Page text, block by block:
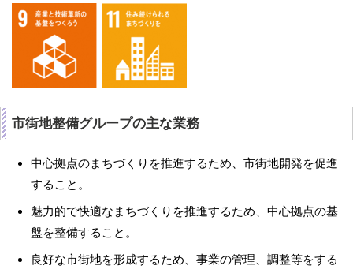
市街地整備グループの主な業務
中心拠点のまちづくりを推進するため、市街地開発を促進
すること。
魅力的で快適なまちづくりを推進するため、中心拠点の基
盤を整備すること。
良好な市街地を形成するため、事業の管理、調整等をする